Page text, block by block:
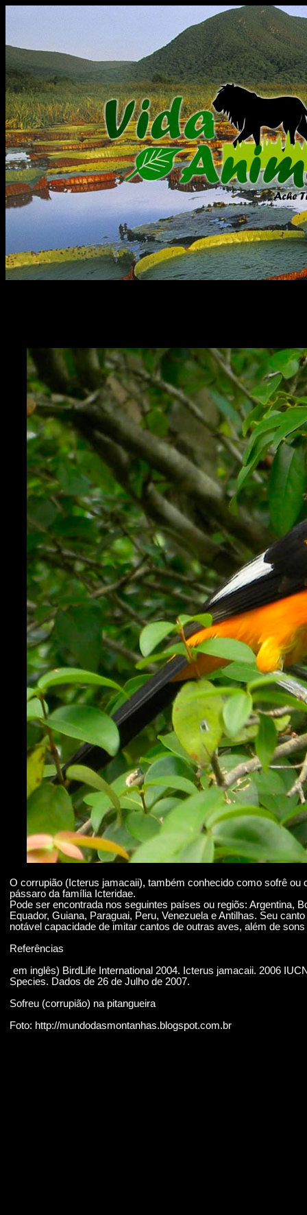
O corrupião (Icterus jamacaii), também conhecido como sofrê ou
pássaro da família Icteridae.
Pode ser encontrada nos seguintes países ou regiõs: Argentina,
Equador, Guiana, Paraguai, Peru, Venezuela e Antilhas. Seu
notável capacidade de imitar cantos de outras aves, além de
Referências
em inglês) BirdLife International 2004. Icterus jamacaii. 2006
Species. Dados de 26 de Julho de 2007.
Sofreu (corrupião) na pitangueira
Foto: http://mundodasmontanhas.blogspot.com.br